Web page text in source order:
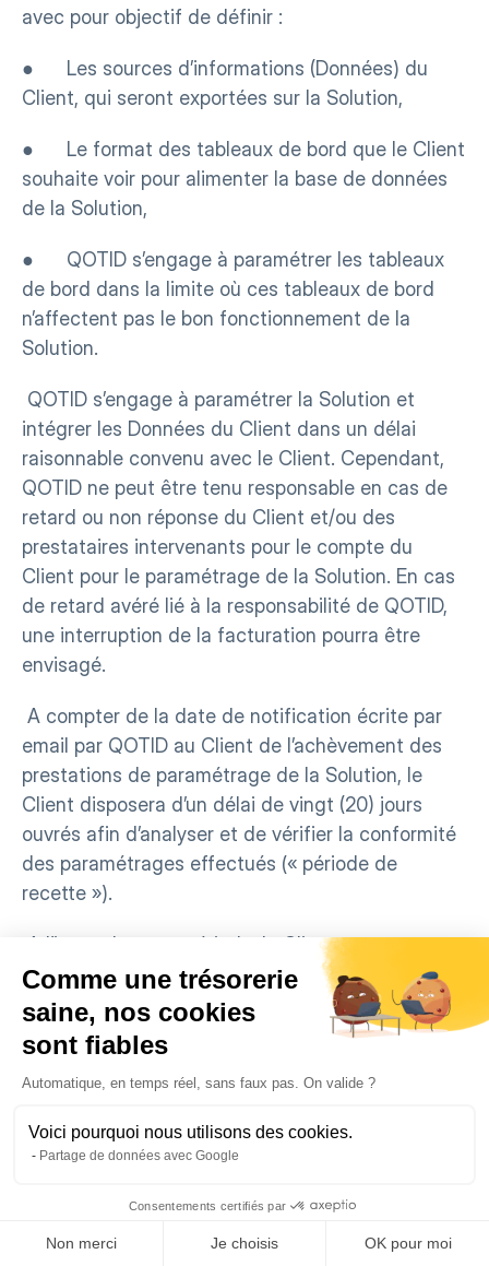
Comme une trésorerie
saine, nos cookies
sont fiables
Automatique, en temps réel, sans faux pas. On valide ?
Voici pourquoi nous utilisons des cookies.
Partage de données avec Google
Consentements certifiés par
Non merci Je choisis OK pour moi
avec pour objectif de définir :
●      Les sources d’informations (Données) du
Client, qui seront exportées sur la Solution,
●      Le format des tableaux de bord que le Client
souhaite voir pour alimenter la base de données
de la Solution,
●      QOTID s’engage à paramétrer les tableaux
de bord dans la limite où ces tableaux de bord
n’affectent pas le bon fonctionnement de la
Solution.
QOTID s’engage à paramétrer la Solution et
intégrer les Données du Client dans un délai
raisonnable convenu avec le Client. Cependant,
QOTID ne peut être tenu responsable en cas de
retard ou non réponse du Client et/ou des
prestataires intervenants pour le compte du
Client pour le paramétrage de la Solution. En cas
de retard avéré lié à la responsabilité de QOTID,
une interruption de la facturation pourra être
envisagé.
A compter de la date de notification écrite par
email par QOTID au Client de l’achèvement des
prestations de paramétrage de la Solution, le
Client disposera d’un délai de vingt (20) jours
ouvrés afin d’analyser et de vérifier la conformité
des paramétrages effectués (« période de
recette »).
A l’issue de cette période, le Client pourra :
●      Prononcer la réception sans réserve des
paramétrages en retournant le procès-verbal
dûment signé. Le silence, conservé pendant huit
(8) jours calendaires à compter de l’expiration de
réserve des paramétrages effectués.
●      Prononcer la réception avec réserves des
procès-verbal de réception la nature et la raison